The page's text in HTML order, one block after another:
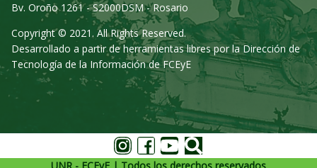
Bv. Oroño 1261 - S2000DSM - Rosario
Copyright © 2021. All Rights Reserved.
Desarrollado a partir de herramientas libres por la Dirección de
Tecnología de la Información de FCEyE